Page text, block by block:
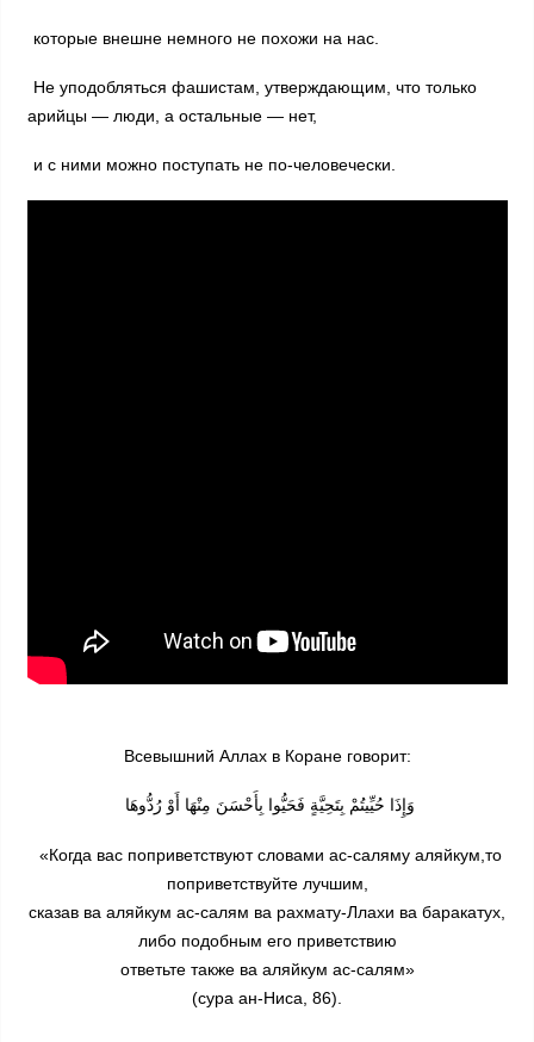
которые внешне немного не похожи на нас.
Не уподобляться фашистам, утверждающим, что только
арийцы — люди, а остальные — нет,
и с ними можно поступать не по-человечески.
Всевышний Аллах в Коране говорит:
وَإِذَا حُيِّيتُمْ بِتَحِيَّةٍ فَحَيُّوا بِأَحْسَنَ مِنْهَا أَوْ رُدُّوهَا
«Когда вас поприветствуют словами ас-саляму аляйкум,то
поприветствуйте лучшим,
сказав ва аляйкум ас-салям ва рахмату-Ллахи ва баракатух,
либо подобным его приветствию
ответьте также ва аляйкум ас-салям»
(сура ан-Ниса, 86).